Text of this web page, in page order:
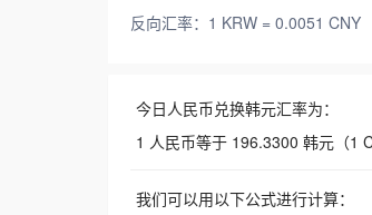
反向汇率：1 KRW = 0.0051 CNY
今日人民币兑换韩元汇率为：
1 人民币等于 196.3300 韩元（1
我们可以用以下公式进行计算：